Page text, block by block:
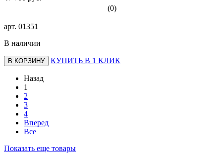
(0)
арт. 01351
В наличии
В КОРЗИНУ КУПИТЬ В 1 КЛИК
Назад
1
2
3
4
Вперед
Все
Показать еще товары